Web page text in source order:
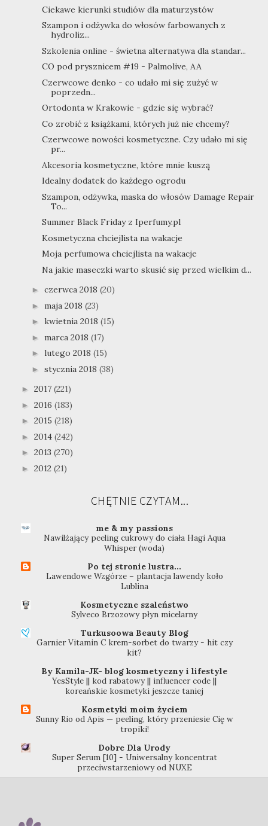
Ciekawe kierunki studiów dla maturzystów
Szampon i odżywka do włosów farbowanych z
hydroliz...
Szkolenia online - świetna alternatywa dla standar...
CO pod prysznicem #19 - Palmolive, AA
Czerwcowe denko - co udało mi się zużyć w
poprzedn...
Ortodonta w Krakowie - gdzie się wybrać?
Co zrobić z książkami, których już nie chcemy?
Czerwcowe nowości kosmetyczne. Czy udało mi się
pr...
Akcesoria kosmetyczne, które mnie kuszą
Idealny dodatek do każdego ogrodu
Szampon, odżywka, maska do włosów Damage Repair
To...
Summer Black Friday z Iperfumy.pl
Kosmetyczna chciejlista na wakacje
Moja perfumowa chciejlista na wakacje
Na jakie maseczki warto skusić się przed wielkim d...
► czerwca 2018 (20)
► maja 2018 (23)
► kwietnia 2018 (15)
► marca 2018 (17)
► lutego 2018 (15)
► stycznia 2018 (38)
► 2017 (221)
► 2016 (183)
► 2015 (218)
► 2014 (242)
► 2013 (270)
► 2012 (21)
CHĘTNIE CZYTAM...
me & my passions
Nawilżający peeling cukrowy do ciała Hagi Aqua
Whisper (woda)
Po tej stronie lustra...
Lawendowe Wzgórze – plantacja lawendy koło
Lublina
Kosmetyczne szaleństwo
Sylveco Brzozowy płyn micelarny
Turkusoowa Beauty Blog
Garnier Vitamin C krem-sorbet do twarzy - hit czy
kit?
By Kamila-JK- blog kosmetyczny i lifestyle
YesStyle || kod rabatowy || influencer code ||
koreańskie kosmetyki jeszcze taniej
Kosmetyki moim życiem
Sunny Rio od Apis — peeling, który przeniesie Cię w
tropiki!
Dobre Dla Urody
Super Serum [10] - Uniwersalny koncentrat
przeciwstarzeniowy od NUXE